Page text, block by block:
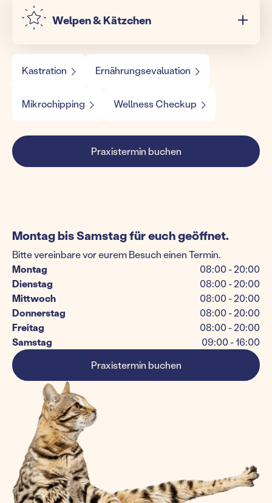
Welpen & Kätzchen
Kastration Ernährungsevaluation
Mikrochipping Wellness Checkup
Praxistermin buchen
Montag bis Samstag für euch geöffnet.
Bitte vereinbare vor eurem Besuch einen Termin.
Montag
08:00 - 20:00
Dienstag
08:00 - 20:00
Mittwoch
08:00 - 20:00
Donnerstag
08:00 - 20:00
Freitag
08:00 - 20:00
Samstag
09:00 - 16:00
Praxistermin buchen